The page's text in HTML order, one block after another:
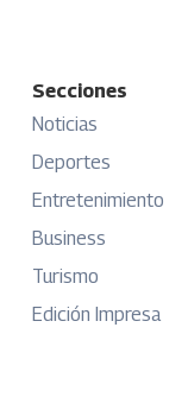
Secciones
Noticias
Deportes
Entretenimiento
Business
Turismo
Edición Impresa